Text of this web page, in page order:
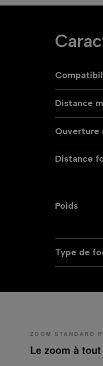
Distance
Ouverture
Distance
Poids
Type de
ZOOM STANDARD
Le zoom à